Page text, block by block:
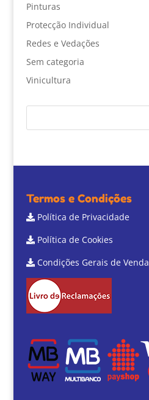
Pinturas
Protecção Individual
Redes e Vedações
Sem categoria
Vinicultura
Termos e Condições
Política de Privacidade
Política de Cookies
Condições Gerais de Venda